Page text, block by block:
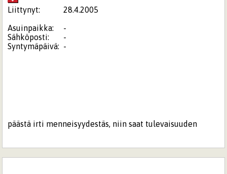
Liittynyt:
28.4.2005
Asuinpaikka:
-
Sähköposti:
-
Syntymäpäivä: -
päästä irti menneisyydestäs, niin saat tulevaisuuden